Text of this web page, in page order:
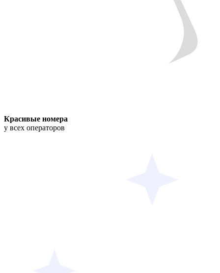
Красивые номера
у всех операторов